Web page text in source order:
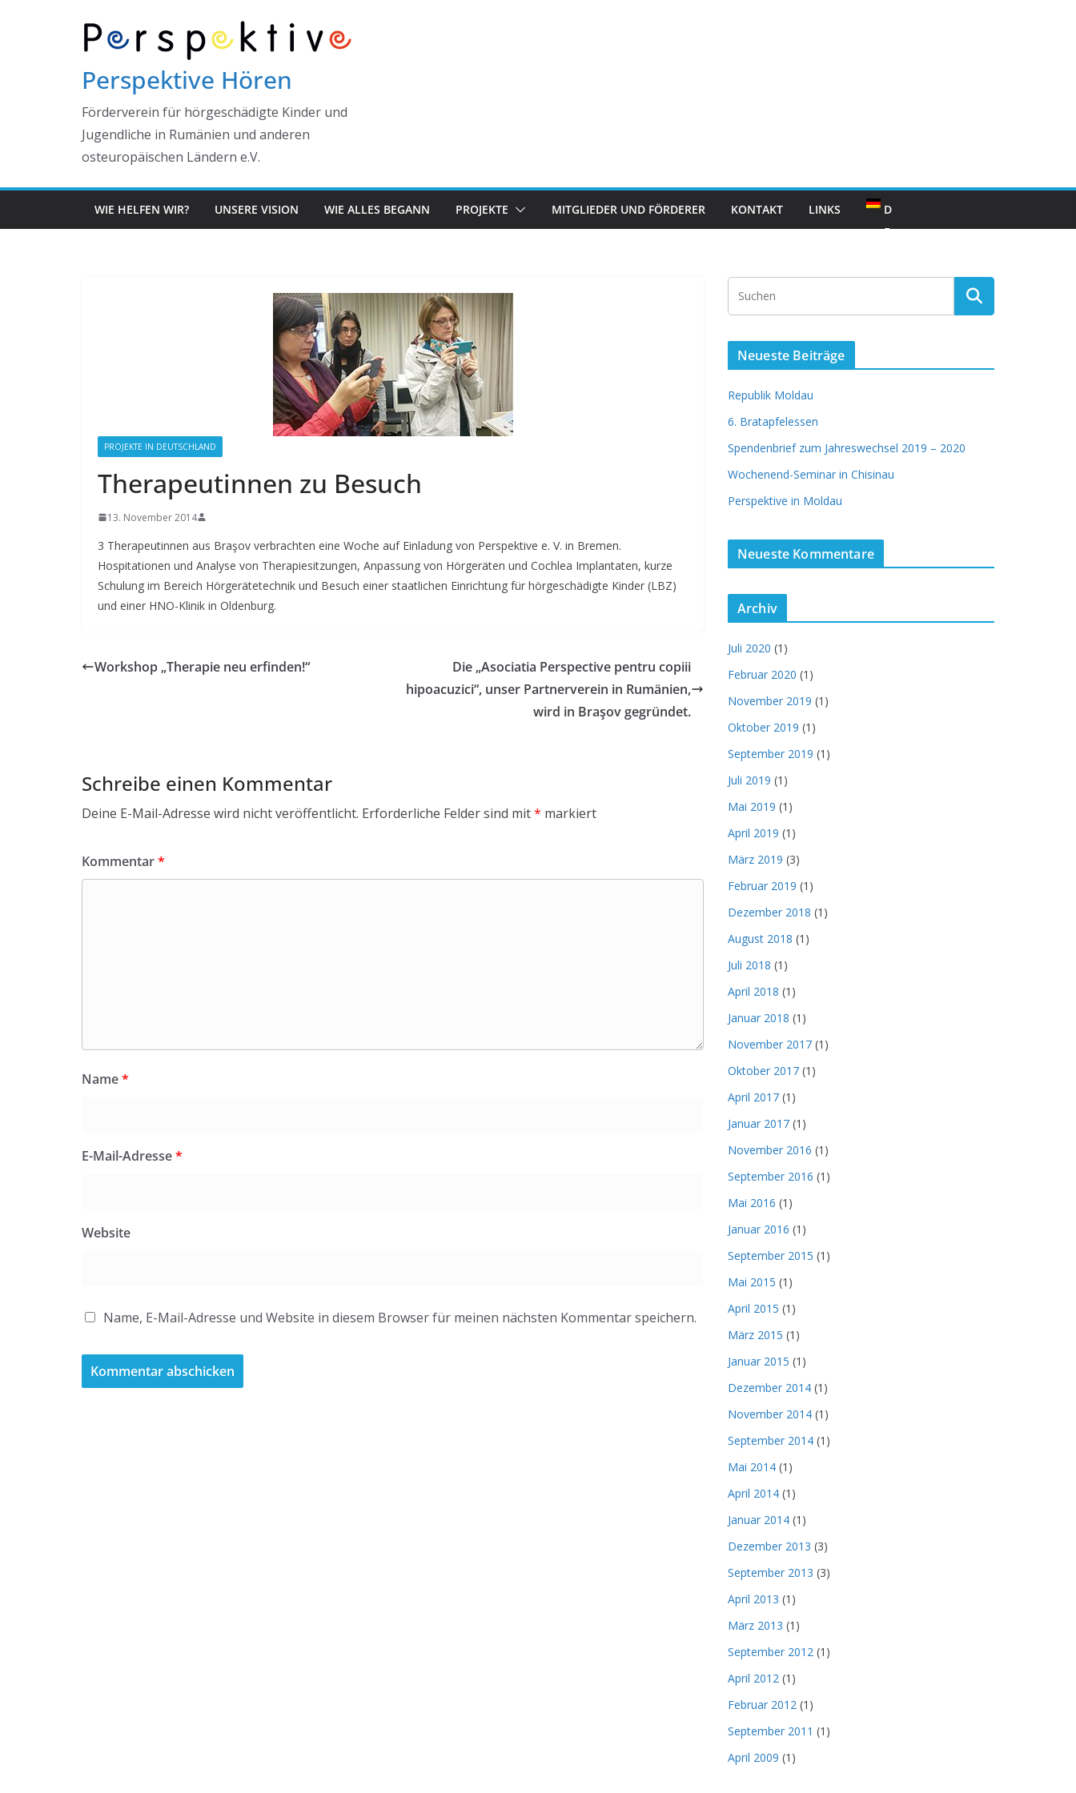
Perspektive Hören
Förderverein für hörgeschädigte Kinder und
Jugendliche in Rumänien und anderen
osteuropäischen Ländern e.V.
WIE HELFEN WIR? UNSERE VISION WIE ALLES BEGANN PROJEKTE MITGLIEDER UND FÖRDERER KONTAKT LINKS
D
E
PROJEKTE IN DEUTSCHLAND
Therapeutinnen zu Besuch
13. November 2014
3 Therapeutinnen aus Braşov verbrachten eine Woche auf Einladung von Perspektive e. V. in Bremen.
Hospitationen und Analyse von Therapiesitzungen, Anpassung von Hörgeräten und Cochlea Implantaten, kurze
Schulung im Bereich Hörgerätetechnik und Besuch einer staatlichen Einrichtung für hörgeschädigte Kinder (LBZ)
und einer HNO-Klinik in Oldenburg.
Workshop „Therapie neu erfinden!“
Die „Asociatia Perspective pentru copiii
hipoacuzici“, unser Partnerverein in Rumänien,
wird in Braşov gegründet.
Schreibe einen Kommentar
Deine E-Mail-Adresse wird nicht veröffentlicht. Erforderliche Felder sind mit* markiert
Kommentar*
Name*
E-Mail-Adresse*
Website
Name, E-Mail-Adresse und Website in diesem Browser für meinen nächsten Kommentar speichern.
Neueste Beiträge
Republik Moldau
6. Bratapfelessen
Spendenbrief zum Jahreswechsel 2019 – 2020
Wochenend-Seminar in Chisinau
Perspektive in Moldau
Neueste Kommentare
Archiv
Juli 2020 (1)
Februar 2020 (1)
November 2019 (1)
Oktober 2019 (1)
September 2019 (1)
Juli 2019 (1)
Mai 2019 (1)
April 2019 (1)
März 2019 (3)
Februar 2019 (1)
Dezember 2018 (1)
August 2018 (1)
Juli 2018 (1)
April 2018 (1)
Januar 2018 (1)
November 2017 (1)
Oktober 2017 (1)
April 2017 (1)
Januar 2017 (1)
November 2016 (1)
September 2016 (1)
Mai 2016 (1)
Januar 2016 (1)
September 2015 (1)
Mai 2015 (1)
April 2015 (1)
März 2015 (1)
Januar 2015 (1)
Dezember 2014 (1)
November 2014 (1)
September 2014 (1)
Mai 2014 (1)
April 2014 (1)
Januar 2014 (1)
Dezember 2013 (3)
September 2013 (3)
April 2013 (1)
März 2013 (1)
September 2012 (1)
April 2012 (1)
Februar 2012 (1)
September 2011 (1)
April 2009 (1)